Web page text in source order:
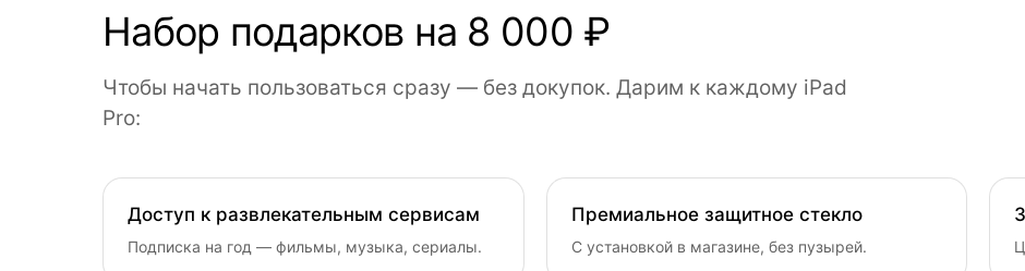
Набор подарков на 8 000 ₽
Чтобы начать пользоваться сразу — без докупок. Дарим к каждому iPad
Pro:
Доступ к развлекательным сервисам
Подписка на год — фильмы, музыка, сериалы.
Премиальное защитное стекло
С установкой в магазине, без пузырей.